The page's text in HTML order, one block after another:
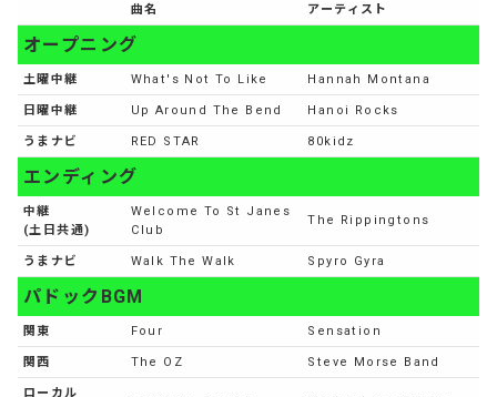
曲名 アーティスト
オープニング
土曜中継 What's Not To Like Hannah Montana
日曜中継 Up Around The Bend Hanoi Rocks
うまナビ RED STAR 80kidz
エンディング
中継
(土日共通)
Welcome To St Janes
Club
The Rippingtons
うまナビ Walk The Walk Spyro Gyra
パドックBGM
関東 Four Sensation
関西 The OZ Steve Morse Band
ローカル